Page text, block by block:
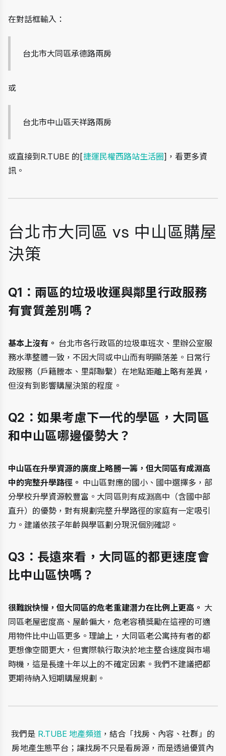
在對話框輸入：
台北市大同區承德路兩房
或
台北市中山區天祥路兩房
或直接到R.TUBE 的[捷運民權西路站生活圈]，看更多資
訊。
台北市大同區 vs 中山區購屋
決策
Q1：兩區的垃圾收運與鄰里行政服務
有實質差別嗎？
基本上沒有。 台北市各行政區的垃圾車班次、里辦公室服
務水準整體一致，不因大同或中山而有明顯落差。日常行
政服務（戶籍謄本、里鄰聯繫）在地點距離上略有差異，
但沒有到影響購屋決策的程度。
Q2：如果考慮下一代的學區，大同區
和中山區哪邊優勢大？
中山區在升學資源的廣度上略勝一籌，但大同區有成淵高
中的完整升學路徑。 中山區對應的國小、國中選擇多，部
分學校升學資源較豐富。大同區則有成淵高中（含國中部
直升）的優勢，對有規劃完整升學路徑的家庭有一定吸引
力。建議依孩子年齡與學區劃分現況個別確認。
Q3：長遠來看，大同區的都更速度會
比中山區快嗎？
很難說快慢，但大同區的危老重建潛力在比例上更高。 大
同區老屋密度高、屋齡偏大，危老容積獎勵在這裡的可適
用物件比中山區更多。理論上，大同區老公寓持有者的都
更想像空間更大，但實際執行取決於地主整合速度與市場
時機，這是長達十年以上的不確定因素。我們不建議把都
更期待納入短期購屋規劃。
我們是 R.TUBE 地產頻道 ，結合「找房、內容、社群」的
房地產生態平台；讓找房不只是看房源，而是透過優質內